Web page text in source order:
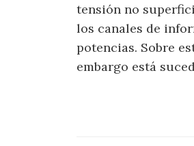
tensión no
los canales de
potencias. Sobre
embargo está